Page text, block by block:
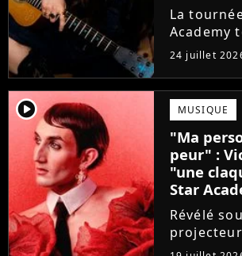
La
Academy
fin. Et
la jeune
vient de
grand
en France.
24 juillet
player2 MUSIQUE
"Ma
peur" :
"une
Star
en est
fort
Révélé
Academy,